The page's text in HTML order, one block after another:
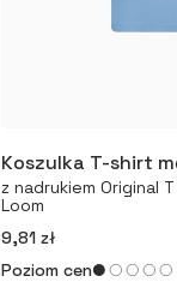
Koszulka T-shirt
z nadrukiem Original
Loom
9,81 zł
Poziom cen